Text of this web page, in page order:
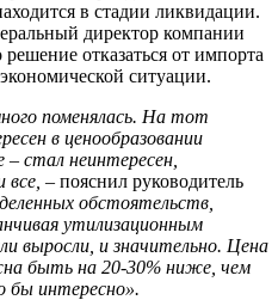
в стадии ликвидации.
директор компании
отказаться от импорта
ситуации.
поменялась. На тот
в ценообразовании
стал неинтересен,
все, – пояснил руководитель
обстоятельств,
утилизационным
выросли, и значительно. Цена
быть на 20-30% ниже, чем
бы интересно».